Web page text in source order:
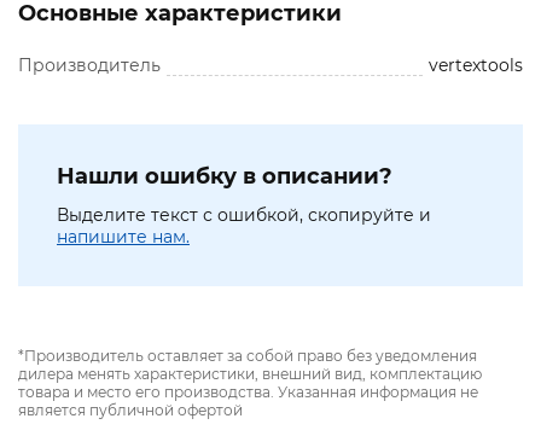
Основные характеристики
Производитель vertextools
Нашли ошибку в описании?
Выделите текст с ошибкой, скопируйте и
напишите нам.
*Производитель оставляет за собой право без уведомления
дилера менять характеристики, внешний вид, комплектацию
товара и место его производства. Указанная информация не
является публичной офертой